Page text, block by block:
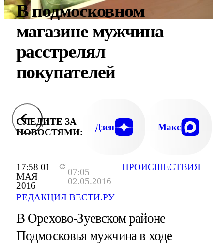
17:58 01
МАЯ
2016
07:05
02.05.2016
РЕДАКЦИЯ ВЕСТИ.РУ
ПРОИСШЕСТВИЯ
В подмосковном
магазине мужчина
расстрелял
покупателей
СЛЕДИТЕ ЗА
НОВОСТЯМИ:
Дзен Макс
В Орехово-Зуевском районе
Подмосковья мужчина в ходе